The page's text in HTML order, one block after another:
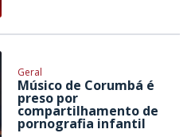
Geral
Músico de Corumbá é
preso por
compartilhamento de
pornografia infantil